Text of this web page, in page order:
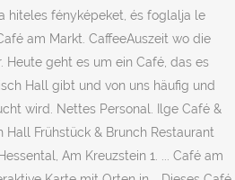
hiteles fényképeket, és foglalja le
am Markt. CaffeeAuszeit wo die
Heute geht es um ein Café, das es
Hall gibt und von uns häufig und
wird. Nettes Personal. Ilge Café &
Hall Frühstück & Brunch Restaurant
Am Kreuzstein 1. ... Café am